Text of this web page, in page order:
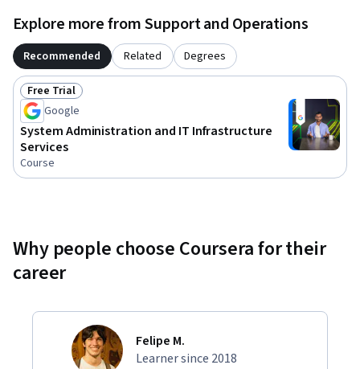
Explore more from Support and Operations
Recommended Related Degrees
Status: Free Trial
Free Trial
Google
System Administration and IT Infrastructure
Services
Course
Why people choose Coursera for their
career
Felipe M.
Learner since 2018